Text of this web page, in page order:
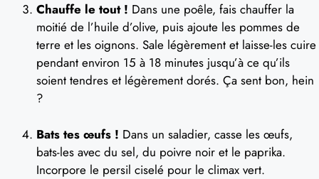
Chauffe le tout ! Dans une poêle, fais chauffer la
moitié de l’huile d’olive, puis ajoute les pommes de
terre et les oignons. Sale légèrement et laisse-les cuire
pendant environ 15 à 18 minutes jusqu’à ce qu’ils
soient tendres et légèrement dorés. Ça sent bon, hein
?
Bats tes œufs ! Dans un saladier, casse les œufs,
bats-les avec du sel, du poivre noir et le paprika.
Incorpore le persil ciselé pour le climax vert.